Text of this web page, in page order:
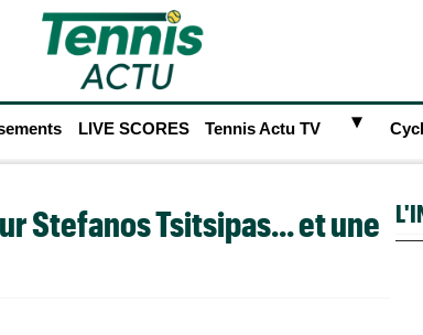
LIVE SCORES Tennis Actu TV ►
Stefanos Tsitsipas... et une